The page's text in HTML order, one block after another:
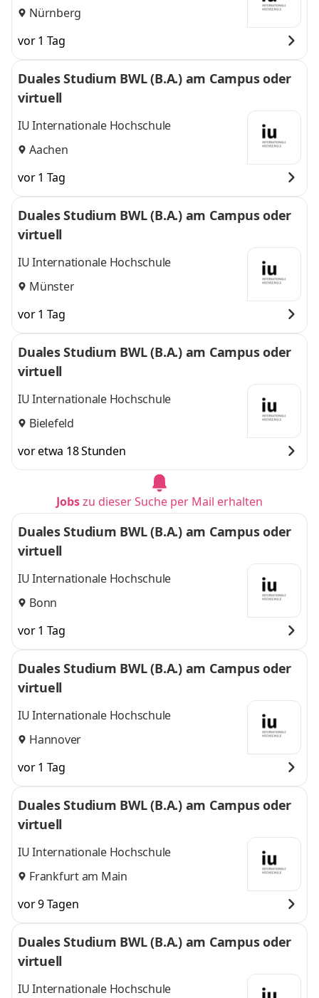
Nürnberg
vor 1 Tag
Duales Studium BWL (B.A.) am Campus oder
virtuell
IU Internationale Hochschule
Aachen
vor 1 Tag
Duales Studium BWL (B.A.) am Campus oder
virtuell
IU Internationale Hochschule
Münster
vor 1 Tag
Duales Studium BWL (B.A.) am Campus oder
virtuell
IU Internationale Hochschule
Bielefeld
vor etwa 18 Stunden
Jobszu dieser Suche per Mail erhalten
Duales Studium BWL (B.A.) am Campus oder
virtuell
IU Internationale Hochschule
Bonn
vor 1 Tag
Duales Studium BWL (B.A.) am Campus oder
virtuell
IU Internationale Hochschule
Hannover
vor 1 Tag
Duales Studium BWL (B.A.) am Campus oder
virtuell
IU Internationale Hochschule
Frankfurt am Main
vor 9 Tagen
Duales Studium BWL (B.A.) am Campus oder
virtuell
IU Internationale Hochschule